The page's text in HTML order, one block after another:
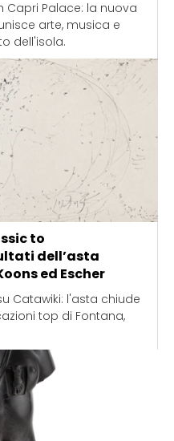
Capri Palace: la nuova
arte, musica e
dell'isola.
to
dell’asta
ed Escher
Catawiki: l'asta chiude
top di Fontana,